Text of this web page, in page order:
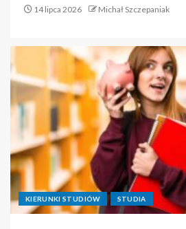
14 lipca 2026 Michał Szczepaniak
KIERUNKI STUDIÓW STUDIA